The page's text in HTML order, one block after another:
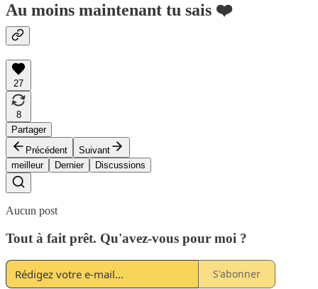
Au moins maintenant tu sais ❤️
27
8
Partager
Précédent
Suivant
meilleur
Dernier Discussions
Aucun post
Tout à fait prêt. Qu'avez-vous pour moi ?
S'abonner